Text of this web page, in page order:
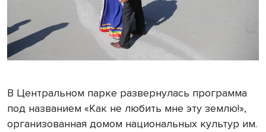
В Центральном парке развернулась программа
под названием «Как не любить мне эту землю!»,
организованная домом национальных культур им.